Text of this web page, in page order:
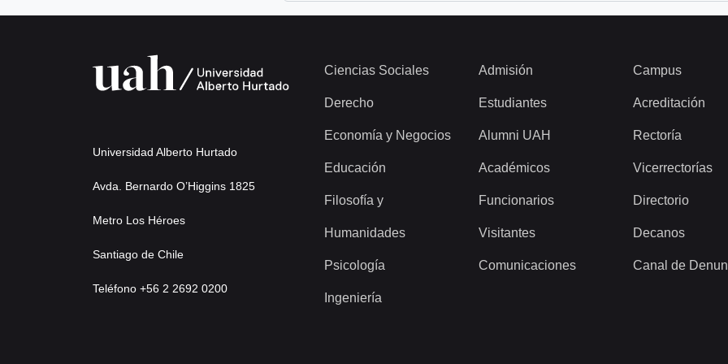
Universidad Alberto Hurtado
Avda. Bernardo O’Higgins 1825
Metro Los Héroes
Santiago de Chile
Teléfono +56 2 2692 0200
Ciencias Sociales
Derecho
Economía y Negocios
Educación
Filosofía y
Humanidades
Psicología
Ingeniería
Admisión
Estudiantes
Alumni UAH
Académicos
Funcionarios
Visitantes
Comunicaciones
Campus
Acreditación
Rectoría
Vicerrectorías
Directorio
Decanos
Canal de